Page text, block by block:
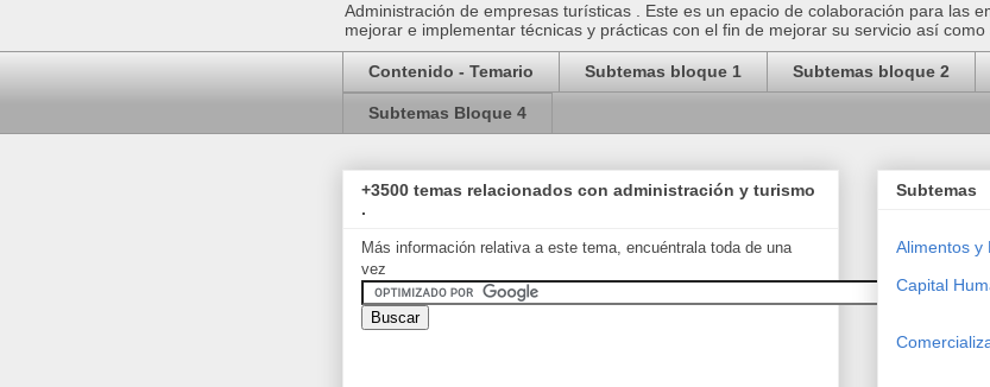
Administración de empresas turísticas . Este es un epacio de colaboración para las
mejorar e implementar técnicas y prácticas con el fin de mejorar su servicio así como
Contenido - Temario Subtemas bloque 1 Subtemas bloque 2
Subtemas Bloque 4
+3500 temas relacionados con administración y turismo
.
Más información relativa a este tema, encuéntrala toda de una
vez
Subtemas
Alimentos y
Capital